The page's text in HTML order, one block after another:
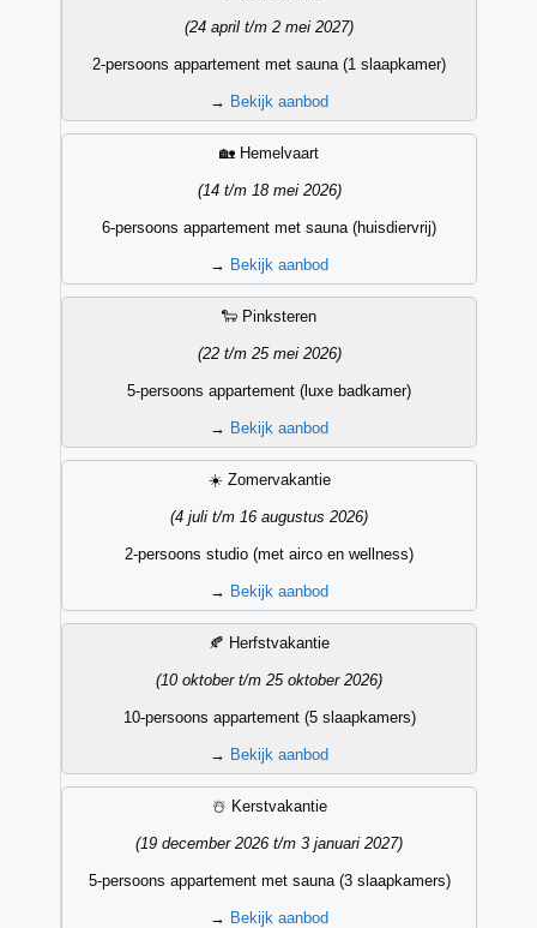
(24 april t/m 2 mei 2027)
2-persoons appartement met sauna (1 slaapkamer)
→ Bekijk aanbod
🏡 Hemelvaart
(14 t/m 18 mei 2026)
6-persoons appartement met sauna (huisdiervrij)
→ Bekijk aanbod
🐑 Pinksteren
(22 t/m 25 mei 2026)
5-persoons appartement (luxe badkamer)
→ Bekijk aanbod
☀️ Zomervakantie
(4 juli t/m 16 augustus 2026)
2-persoons studio (met airco en wellness)
→ Bekijk aanbod
🍂 Herfstvakantie
(10 oktober t/m 25 oktober 2026)
10-persoons appartement (5 slaapkamers)
→ Bekijk aanbod
☃️ Kerstvakantie
(19 december 2026 t/m 3 januari 2027)
5-persoons appartement met sauna (3 slaapkamers)
→ Bekijk aanbod